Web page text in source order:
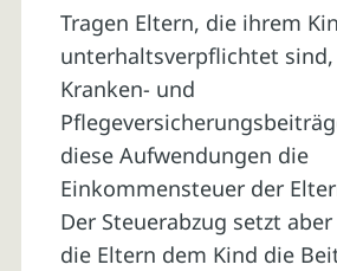
Tragen Eltern, die ihrem
unterhaltsverpflichtet sind,
Kranken- und
diese Aufwendungen die
Einkommensteuer der
Der Steuerabzug setzt
die Eltern dem Kind die